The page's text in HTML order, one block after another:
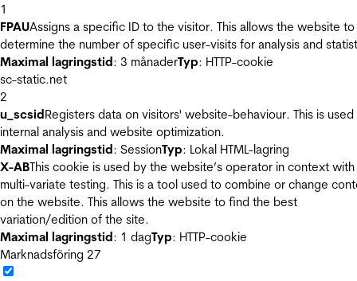
1
FPAUAssigns a specific ID to the visitor. This allows the website to
determine the number of specific user-visits for analysis and
Maximal lagringstid: 3 månaderTyp: HTTP-cookie
sc-static.net
2
u_scsidRegisters data on visitors' website-behaviour. This is
internal analysis and website optimization.
Maximal lagringstid: SessionTyp: Lokal HTML-lagring
X-ABThis cookie is used by the website’s operator in context with
multi-variate testing. This is a tool used to combine or change
on the website. This allows the website to find the best
variation/edition of the site.
Maximal lagringstid: 1 dagTyp: HTTP-cookie
Marknadsföring 27